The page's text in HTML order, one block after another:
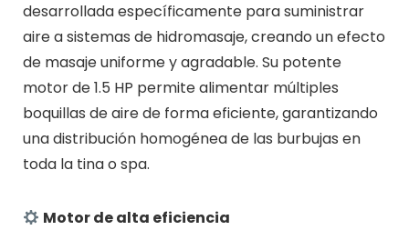
desarrollada específicamente para suministrar
aire a sistemas de hidromasaje, creando un efecto
de masaje uniforme y agradable. Su potente
motor de 1.5 HP permite alimentar múltiples
boquillas de aire de forma eficiente, garantizando
una distribución homogénea de las burbujas en
toda la tina o spa.
Motor de alta eficiencia